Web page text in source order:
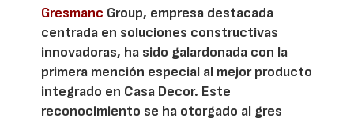
Gresmanc Group, empresa destacada
centrada en soluciones constructivas
innovadoras, ha sido galardonada con la
primera mención especial al mejor producto
integrado en Casa Decor. Este
reconocimiento se ha otorgado al gres